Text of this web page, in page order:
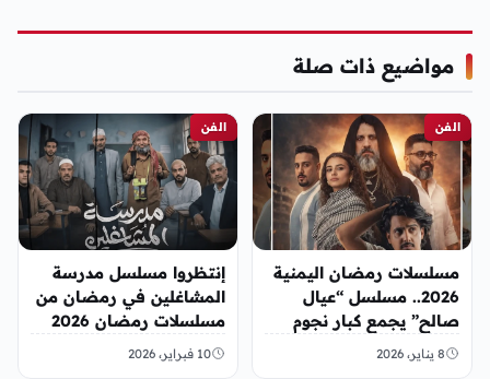
مواضيع ذات صلة
الفن
مسلسلات رمضان اليمنية
2026.. مسلسل “عيال
صالح” يجمع كبار نجوم
الدراما (تفاصيل)
8 يناير، 2026
الفن
إنتظروا مسلسل مدرسة
المشاغلين في رمضان من
مسلسلات رمضان 2026
اليمن
10 فبراير، 2026